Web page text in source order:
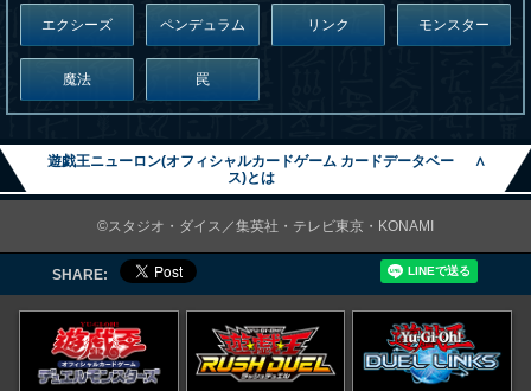
エクシーズ ペンデュラム リンク モンスター
魔法 罠
遊戯王ニューロン(オフィシャルカードゲーム カードデータベー
ス)とは
∧
©スタジオ・ダイス／集英社・テレビ東京・KONAMI
SHARE: